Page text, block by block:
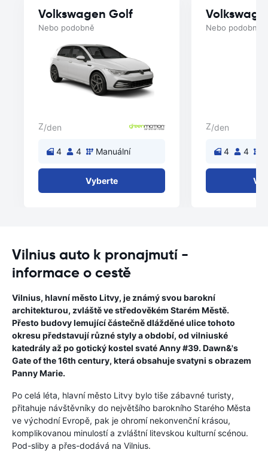
Volkswagen Golf
Nebo podobně
Z/den
4 4 Manuální
Vyberte
Nebo podobně
Z/den
4 4
Vilnius auto k pronajmutí -
informace o cestě
Vilnius, hlavní město Litvy, je známý svou barokní
architekturou, zvláště ve středověkém Starém Městě.
Přesto budovy lemující částečně dlážděné ulice tohoto
okresu představují různé styly a období, od vilniuské
katedrály až po gotický kostel svaté Anny #39. Dawn&'s
Gate of the 16th century, která obsahuje svatyni s obrazem
Panny Marie.
Po celá léta, hlavní město Litvy bylo tiše zábavné turisty,
přitahuje návštěvníky do největšího barokního Starého Města
ve východní Evropě, pak je ohromí nekonvenční krásou,
komplikovanou minulostí a zvláštní litevskou kulturní scénou.
Pod-sliby a přes-dodává na Vilnius.